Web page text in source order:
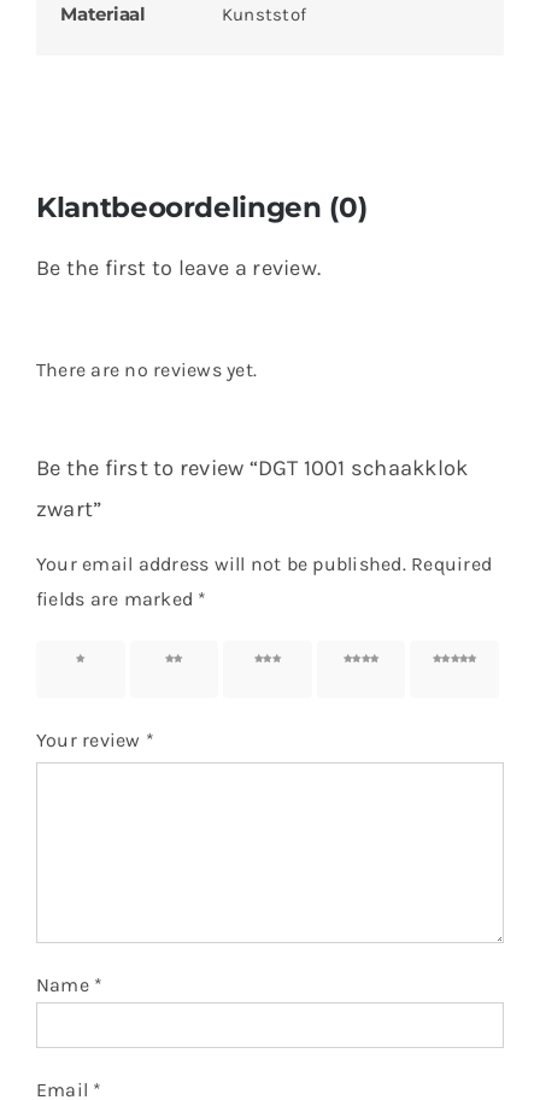
Materiaal Kunststof
Klantbeoordelingen (0)
Be the first to leave a review.
There are no reviews yet.
Be the first to review “DGT 1001 schaakklok
zwart”
Your email address will not be published. Required
fields are marked *
1 of 5
2 of 5
3 of 5
4 of 5
5 of 5
Your review *
Name *
Email *